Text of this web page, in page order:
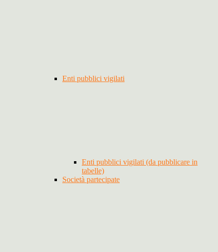
Enti pubblici vigilati
Enti pubblici vigilati (da pubblicare in
tabelle)
Società partecipate